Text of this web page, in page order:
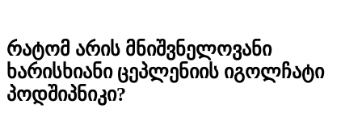
რატომ არის მნიშვნელოვანი
ხარისხიანი ცეპლენიის იგოლჩატი
პოდშიპნიკი?